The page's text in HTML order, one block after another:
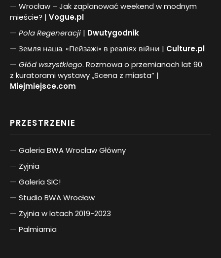
Wrocław – Jak zaplanować weekend w modnym
mieście? | Vogue.pl
PolaRegeneracji | Dwutygodnik
Земля наша. «Пейзажі» в реаліях війни | Culture.pl
Głód wszystkiego. Rozmowa o przemianach lat 90.
z kuratorami wystawy „Scena z miasta” |
Miejmiejsce.com
PRZESTRZENIE
Galeria BWA Wrocław Główny
Żyjnia
Galeria SIC!
Studio BWA Wrocław
Żyjnia w latach 2019-2023
Palmiarnia